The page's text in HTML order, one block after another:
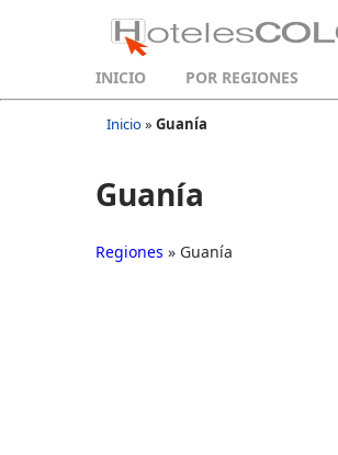
INICIO POR REGIONES
Inicio» Guanía
Guanía
Regiones » Guanía